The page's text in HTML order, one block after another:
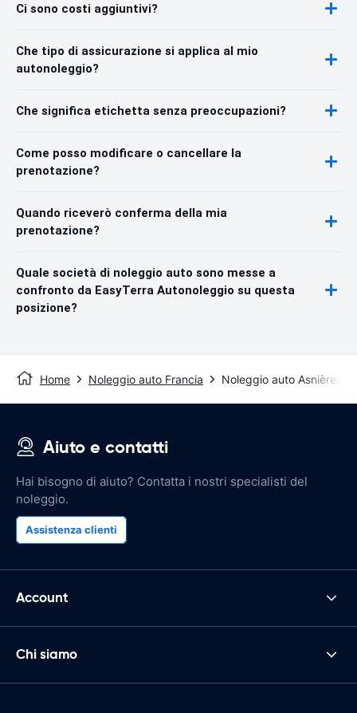
Ci sono costi aggiuntivi?
Che tipo di assicurazione si applica al mio
autonoleggio?
Che significa etichetta senza preoccupazioni?
Come posso modificare o cancellare la
prenotazione?
Quando riceverò conferma della mia
prenotazione?
Quale società di noleggio auto sono messe a
confronto da EasyTerra Autonoleggio su questa
posizione?
Home Noleggio auto Francia Noleggio auto Asnières-
Aiuto e contatti
Hai bisogno di aiuto? Contatta i nostri specialisti del
noleggio.
Assistenza clienti
Account
Chi siamo